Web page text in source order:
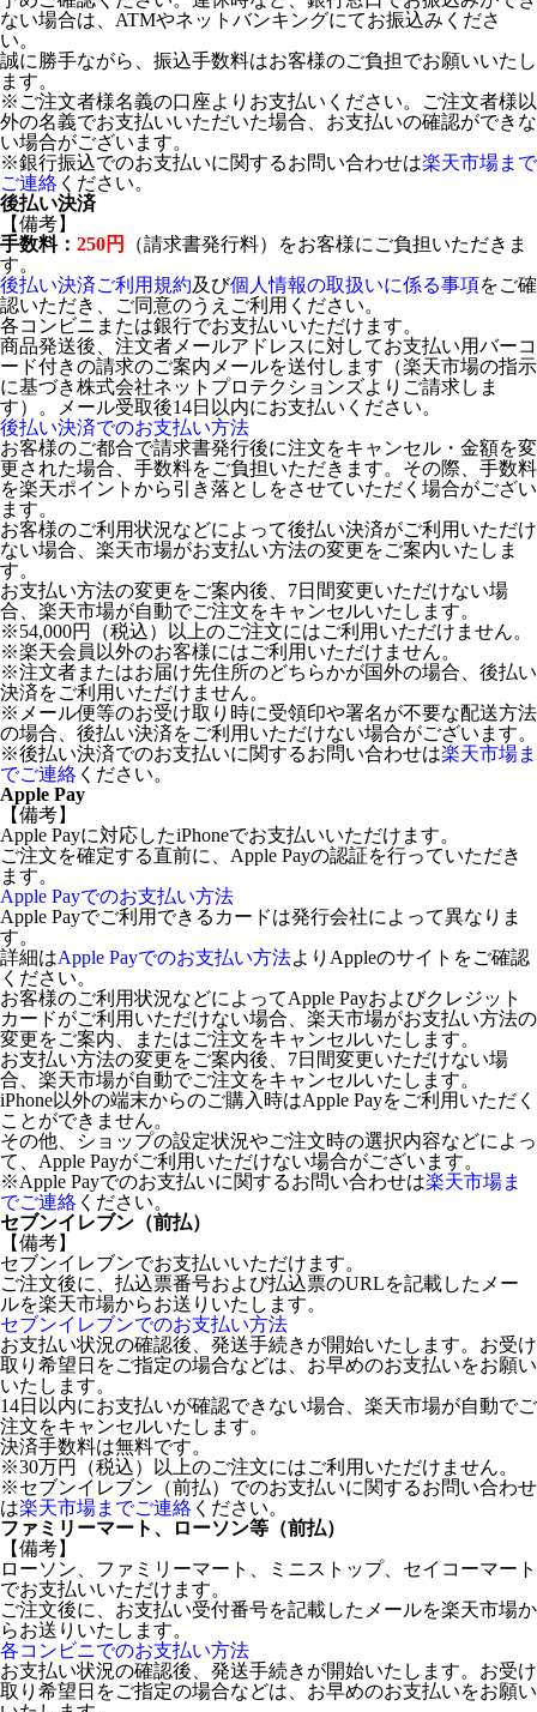
ない場合は、ATMやネットバンキングにてお振込みくださ
い。
誠に勝手ながら、振込手数料はお客様のご負担でお願いいたし
ます。
※ご注文者様名義の口座よりお支払いください。ご注文者様以
外の名義でお支払いいただいた場合、お支払いの確認ができな
い場合がございます。
※銀行振込でのお支払いに関するお問い合わせは楽天市場まで
ご連絡 ください。
後払い決済
【備考】
手数料： 250円
（請求書発行料）をお客様にご負担いただきま
す。
後払い決済ご利用規約及び個人情報の取扱いに係る事項をご確
認いただき、ご同意のうえご利用ください。
各コンビニまたは銀行でお支払いいただけます。
商品発送後、注文者メールアドレスに対してお支払い用バーコ
ード付きの請求のご案内メールを送付します（楽天市場の指示
に基づき株式会社ネットプロテクションズよりご請求しま
す）。メール受取後14日以内にお支払いください。
後払い決済でのお支払い方法
お客様のご都合で請求書発行後に注文をキャンセル・金額を変
更された場合、手数料をご負担いただきます。その際、手数料
を楽天ポイントから引き落としをさせていただく場合がござい
ます。
お客様のご利用状況などによって後払い決済がご利用いただけ
ない場合、楽天市場がお支払い方法の変更をご案内いたしま
す。
お支払い方法の変更をご案内後、7日間変更いただけない場
合、楽天市場が自動でご注文をキャンセルいたします。
※54,000円（税込）以上のご注文にはご利用いただけません。
※楽天会員以外のお客様にはご利用いただけません。
※注文者またはお届け先住所のどちらかが国外の場合、後払い
決済をご利用いただけません。
※メール便等のお受け取り時に受領印や署名が不要な配送方法
の場合、後払い決済をご利用いただけない場合がございます。
※後払い決済でのお支払いに関するお問い合わせは楽天市場ま
でご連絡 ください。
Apple Pay
【備考】
Apple Payに対応したiPhoneでお支払いいただけます。
ご注文を確定する直前に、Apple Payの認証を行っていただき
ます。
Apple Payでのお支払い方法
Apple Payでご利用できるカードは発行会社によって異なりま
す。
詳細はApple Payでのお支払い方法よりAppleのサイトをご確認
ください。
お客様のご利用状況などによってApple Payおよびクレジット
カードがご利用いただけない場合、楽天市場がお支払い方法の
変更をご案内、またはご注文をキャンセルいたします。
お支払い方法の変更をご案内後、7日間変更いただけない場
合、楽天市場が自動でご注文をキャンセルいたします。
iPhone以外の端末からのご購入時はApple Payをご利用いただく
ことができません。
その他、ショップの設定状況やご注文時の選択内容などによっ
て、Apple Payがご利用いただけない場合がございます。
※Apple Payでのお支払いに関するお問い合わせは楽天市場ま
でご連絡 ください。
セブンイレブン（前払）
【備考】
セブンイレブンでお支払いいただけます。
ご注文後に、払込票番号および払込票のURLを記載したメー
ルを楽天市場からお送りいたします。
セブンイレブンでのお支払い方法
お支払い状況の確認後、発送手続きが開始いたします。お受け
取り希望日をご指定の場合などは、お早めのお支払いをお願い
いたします。
14日以内にお支払いが確認できない場合、楽天市場が自動でご
注文をキャンセルいたします。
決済手数料は無料です。
※30万円（税込）以上のご注文にはご利用いただけません。
※セブンイレブン（前払）でのお支払いに関するお問い合わせ
は楽天市場までご連絡 ください。
ファミリーマート、ローソン等（前払）
【備考】
ローソン、ファミリーマート、ミニストップ、セイコーマート
でお支払いいただけます。
ご注文後に、お支払い受付番号を記載したメールを楽天市場か
らお送りいたします。
各コンビニでのお支払い方法
お支払い状況の確認後、発送手続きが開始いたします。お受け
取り希望日をご指定の場合などは、お早めのお支払いをお願い